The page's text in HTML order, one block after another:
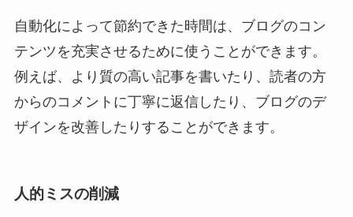
自動化によって節約できた時間は、ブログのコン
テンツを充実させるために使うことができます。
例えば、より質の高い記事を書いたり、読者の方
からのコメントに丁寧に返信したり、ブログのデ
ザインを改善したりすることができます。
人的ミスの削減